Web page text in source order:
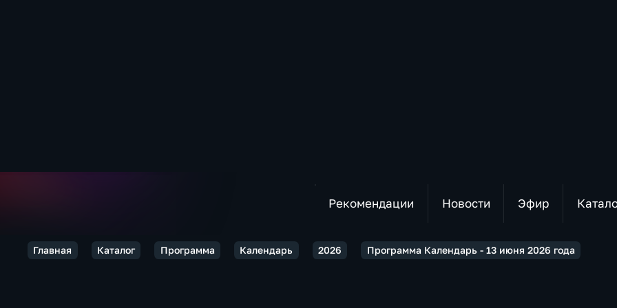
Рекомендации Новости Эфир
Главная Каталог Программа Календарь 2026 Программа Календарь - 13 июня 2026 года